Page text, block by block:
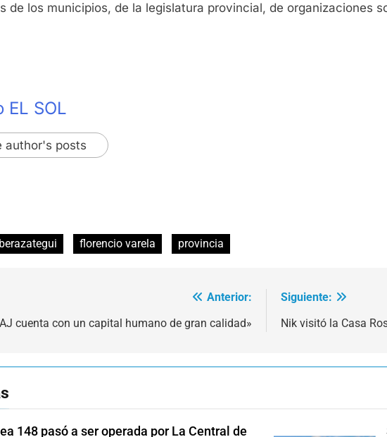
de los municipios, de la legislatura provincial, de organizaciones
EL SOL
author's posts
berazategui florencio varela provincia
Anterior:
cuenta con un capital humano de gran calidad»
Siguiente:
Nik visitó la Casa
148 pasó a ser operada por La Central de